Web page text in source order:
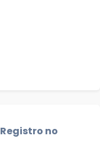
Registro no